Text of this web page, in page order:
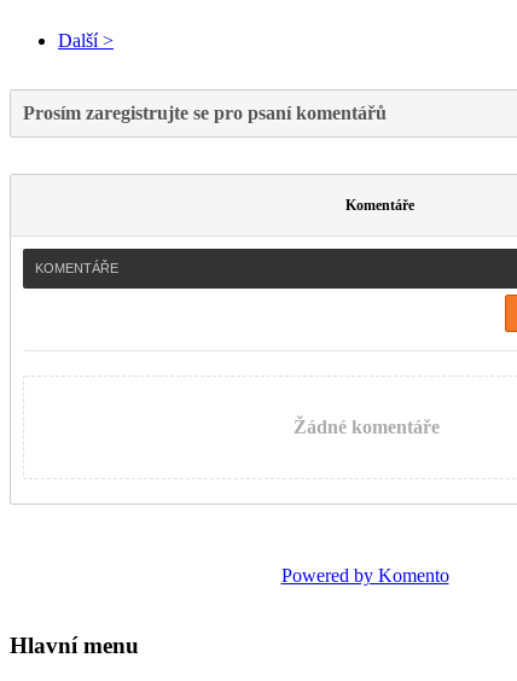
Další >
Prosím zaregistrujte se pro psaní komentářů
Komentáře
KOMENTÁŘE
Žádné komentáře
Powered by Komento
Hlavní menu